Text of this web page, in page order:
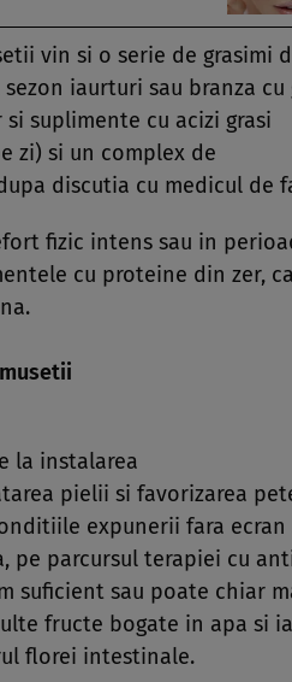
vin si o serie de grasimi
iaurturi sau branza cu
si suplimente cu acizi grasi
zi) si un complex de
discutia cu medicul de
fizic intens sau in
cu proteine din zer,
la instalarea
pielii si favorizarea
expunerii fara ecran
pe parcursul terapiei cu
suficient sau poate chiar
fructe bogate in apa si
florei intestinale.